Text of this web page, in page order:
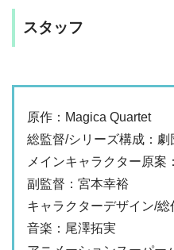
スタッフ
原作：Magica Quartet
総監督/シリーズ構成：
メインキャラクター原案
副監督：宮本幸裕
キャラクターデザイン/
音楽：尾澤拓実